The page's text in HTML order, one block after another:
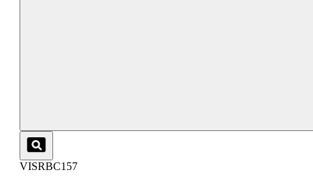
VISRBC157